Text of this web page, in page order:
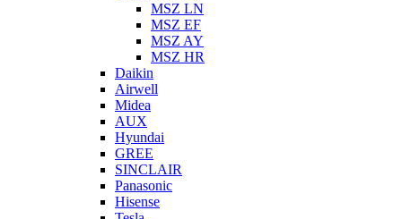
MSZ LN
MSZ EF
MSZ AY
MSZ HR
Daikin
Airwell
Midea
AUX
Hyundai
GREE
SINCLAIR
Panasonic
Hisense